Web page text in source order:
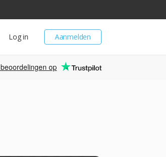
Aanmelden
Log in
beoordelingen op